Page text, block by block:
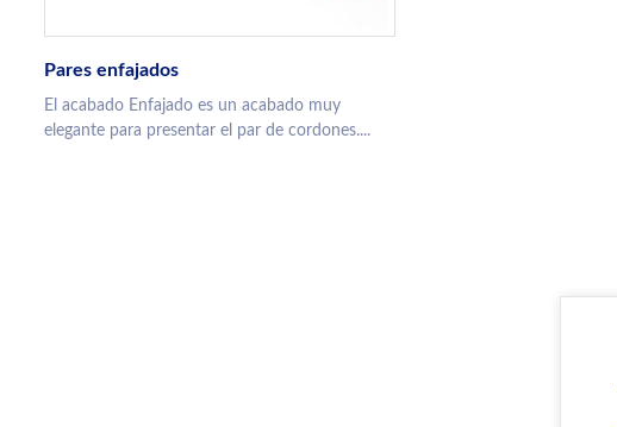
Pares enfajados
El acabado Enfajado es un acabado muy
elegante para presentar el par de cordones....